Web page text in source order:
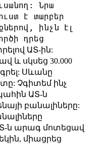
Նրա
է տարբեր
ինչն էլ
դրեց
ԱՏ-ին:
և սկսեց 30.000
Սևանը
Չգիտեմ ինչ
ԱՏ-ն
բանալիները:
ն արագ մոտեցավ
միացրեց